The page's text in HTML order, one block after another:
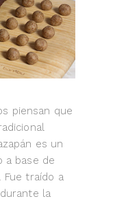
piensan que
es un
a base de
Fue traído a
la